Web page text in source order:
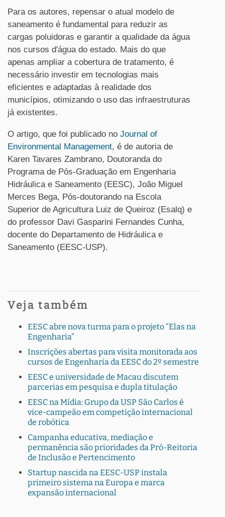
Para os autores, repensar o atual modelo de
saneamento é fundamental para reduzir as
cargas poluidoras e garantir a qualidade da água
nos cursos d'água do estado. Mais do que
apenas ampliar a cobertura de tratamento, é
necessário investir em tecnologias mais
eficientes e adaptadas à realidade dos
municípios, otimizando o uso das infraestruturas
já existentes.
O artigo, que foi publicado no Journal of
Environmental Management, é de autoria de
Karen Tavares Zambrano, Doutoranda do
Programa de Pós-Graduação em Engenharia
Hidráulica e Saneamento (EESC), João Miguel
Merces Bega, Pós-doutorando na Escola
Superior de Agricultura Luiz de Queiroz (Esalq) e
do professor Davi Gasparini Fernandes Cunha,
docente do Departamento de Hidráulica e
Saneamento (EESC-USP).
Veja também
EESC abre nova turma para o projeto “Elas na
Engenharia”
Inscrições abertas para visita monitorada aos
cursos de Engenharia da EESC do 2º semestre
EESC e universidade de Macau discutem
parcerias em pesquisa e dupla titulação
EESC na Mídia: Grupo da USP São Carlos é
vice-campeão em competição internacional
de robótica
Campanha educativa, mediação e
permanência são prioridades da Pró-Reitoria
de Inclusão e Pertencimento
Startup nascida na EESC-USP instala
primeiro sistema na Europa e marca
expansão internacional